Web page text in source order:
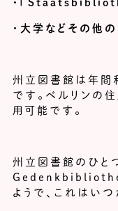
・「
・大学などその他
州立図書館は年間
です。ベルリンの
用可能です。
州立図書館のひと
Gedenkbibliothek
ようで、これはい